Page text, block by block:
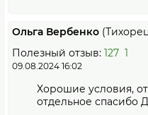
Ольга Вербенко
Полезный отзыв: 127 1
09.08.2024 16:02
Хорошие условия,
отдельное спасибо